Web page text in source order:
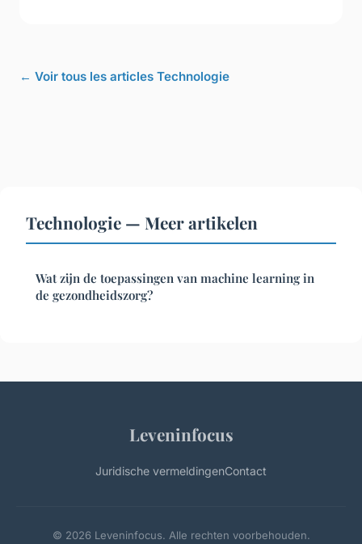
← Voir tous les articles Technologie
Technologie — Meer artikelen
Wat zijn de toepassingen van machine learning in
de gezondheidszorg?
Leveninfocus
Juridische vermeldingenContact
© 2026 Leveninfocus. Alle rechten voorbehouden.